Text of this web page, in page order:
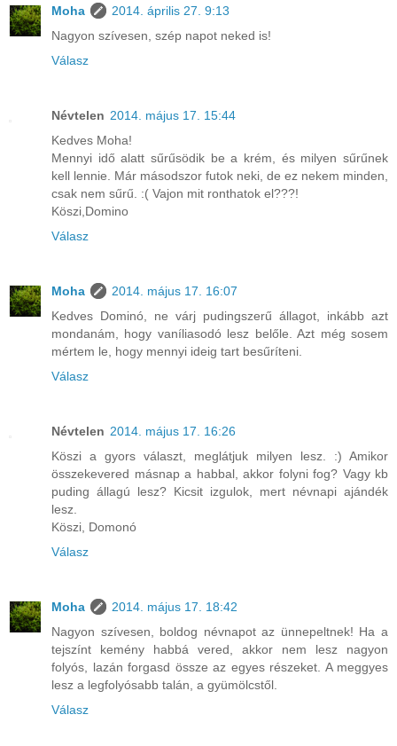
Moha
2014. április 27. 9:13
Nagyon szívesen, szép napot neked is!
Válasz
Névtelen 2014. május 17. 15:44
Kedves Moha!
Mennyi idő alatt sűrűsödik be a krém, és milyen sűrűnek
kell lennie. Már másodszor futok neki, de ez nekem minden,
csak nem sűrű. :( Vajon mit ronthatok el???!
Köszi,Domino
Válasz
Moha
2014. május 17. 16:07
Kedves Dominó, ne várj pudingszerű állagot, inkább azt
mondanám, hogy vaníliasodó lesz belőle. Azt még sosem
mértem le, hogy mennyi ideig tart besűríteni.
Válasz
Névtelen 2014. május 17. 16:26
Köszi a gyors választ, meglátjuk milyen lesz. :) Amikor
összekevered másnap a habbal, akkor folyni fog? Vagy kb
puding állagú lesz? Kicsit izgulok, mert névnapi ajándék
lesz.
Köszi, Domonó
Válasz
Moha
2014. május 17. 18:42
Nagyon szívesen, boldog névnapot az ünnepeltnek! Ha a
tejszínt kemény habbá vered, akkor nem lesz nagyon
folyós, lazán forgasd össze az egyes részeket. A meggyes
lesz a legfolyósabb talán, a gyümölcstől.
Válasz